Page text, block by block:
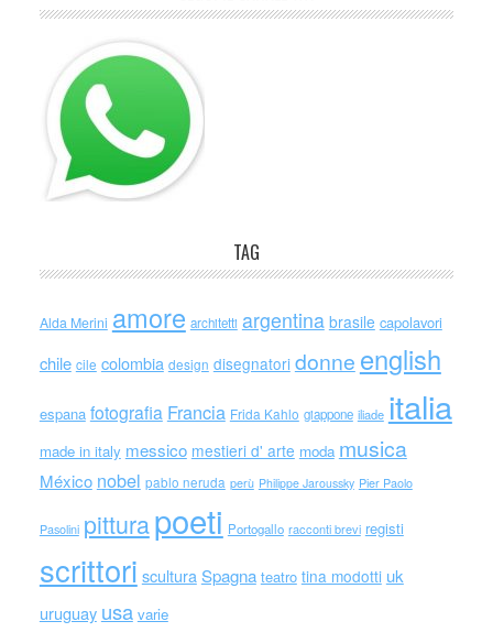
TAG
Alda Merini amore architetti argentina brasile capolavori
chile cile colombia design disegnatori donne english
espana fotografia Francia Frida Kahlo giappone iliade italia
made in italy messico mestieri d' arte moda musica
México nobel pablo neruda perù Philippe Jaroussky Pier Paolo
Pasolini pitturapoeti Portogallo racconti brevi registi
scrittori scultura Spagna teatro tina modotti uk
uruguay usa varie